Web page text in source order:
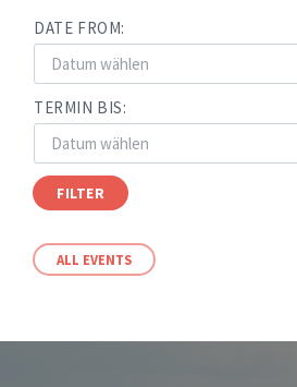
DATE FROM:
TERMIN BIS:
FILTER
ALL EVENTS